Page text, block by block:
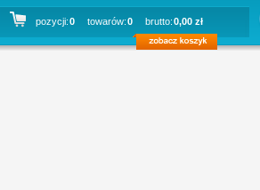
pozycji:0 towarów:0 brutto:0,00 zł